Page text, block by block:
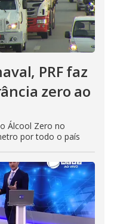
PRF faz
zero ao
Álcool Zero no
por todo o país